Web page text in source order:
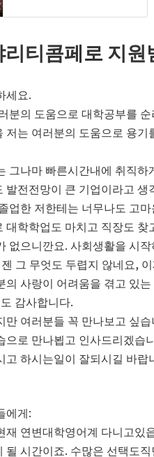
리티콤페로 지
세요.
분의 도움으로 대학공부를
저는 여러분의 도움으로 용
그나마 빠른시간내에 취직
발전전망이 큰 기업이라고
업한 저한테는 너무나도 고
대학학업도 마치고 직장도
없으니깐요. 사회생활을 시
그 무엇도 두렵지 않네요,
의 사랑이 어려움을 겪고 있
감사합니다.
만 여러분들 꼭 만나보고 싶
으로 만나뵙고 인사드리겠습
고 하시는일이 잘되시길 바랍
에게:
재 연변대학영어계 다니고있
될 시간이죠. 수많은 선택도